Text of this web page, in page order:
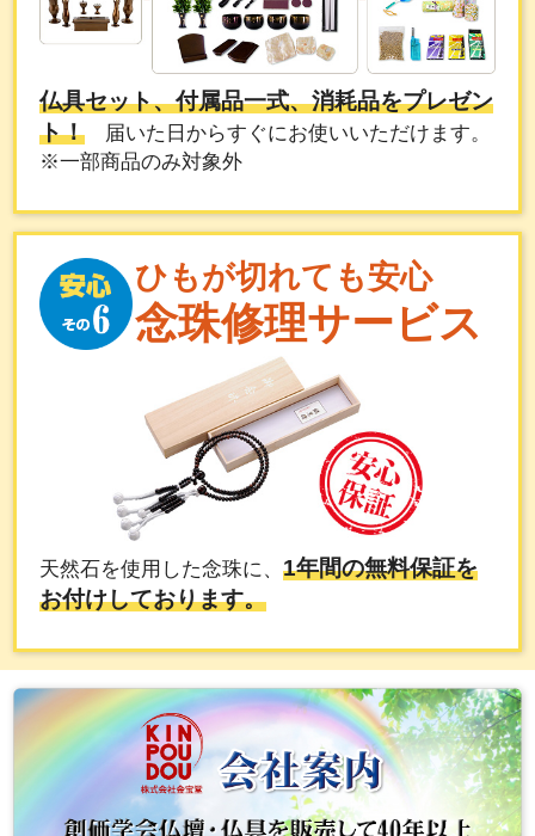
仏具セット、付属品一式、消耗品をプレゼン
ト！ 届いた日からすぐにお使いいただけます。
※一部商品のみ対象外
ひもが切れても安心
念珠修理サービス
天然石を使用した念珠に、1年間の無料保証を
お付けしております。